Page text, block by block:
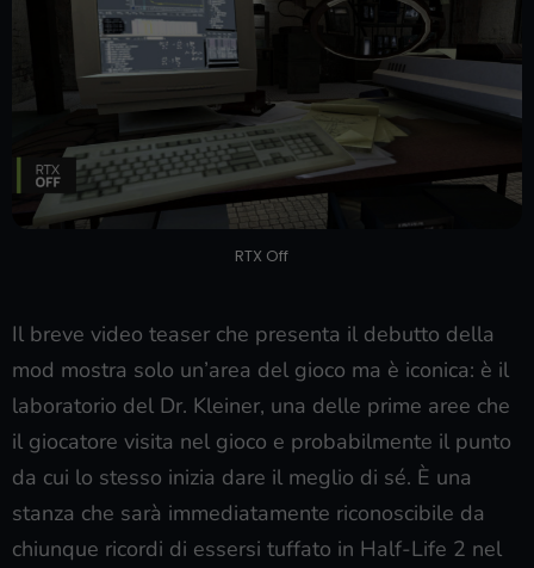
RTX Off
Il breve video teaser che presenta il debutto della
mod mostra solo un’area del gioco ma è iconica: è il
laboratorio del Dr. Kleiner, una delle prime aree che
il giocatore visita nel gioco e probabilmente il punto
da cui lo stesso inizia dare il meglio di sé. È una
stanza che sarà immediatamente riconoscibile da
chiunque ricordi di essersi tuffato in Half-Life 2 nel